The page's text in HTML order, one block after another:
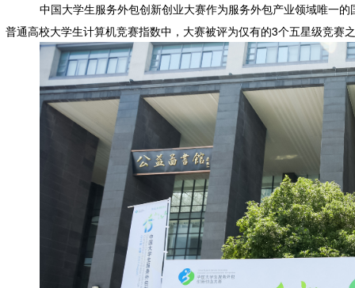
中国大学生服务外包创新创业大赛作为服务外包产业领域唯一
普通高校大学生计算机竞赛指数中，大赛被评为仅有的3个五星级竞赛